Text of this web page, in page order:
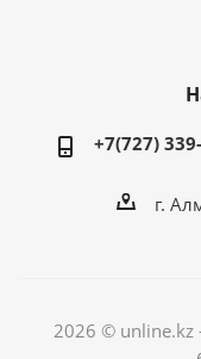
+7(727)
г.
2026 © unline.kz